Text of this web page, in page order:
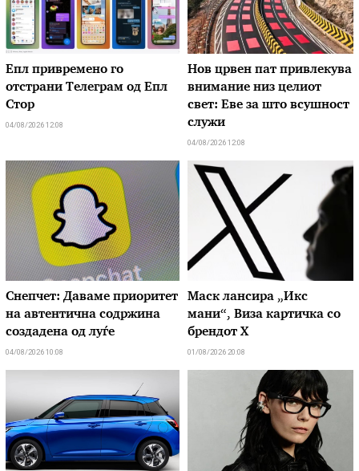
Епл привремено го
отстрани Телеграм од Епл
Стор
04/08/2026 12:08
Нов црвен пат привлекува
внимание низ целиот
свет: Еве за што всушност
служи
04/08/2026 12:08
Снепчет: Даваме приоритет
на автентична содржина
создадена од луѓе
04/08/2026 10:08
Маск лансира „Икс
мани“, Виза картичка со
брендот X
01/08/2026 20:08